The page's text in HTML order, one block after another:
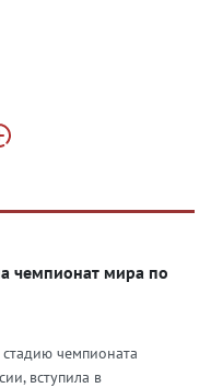
чемпионат мира по
чемпионата
вступила в